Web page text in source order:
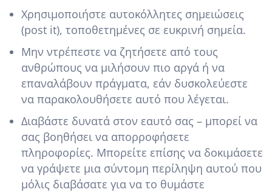
Χρησιμοποιήστε αυτοκόλλητες σημειώσεις
(post it), τοποθετημένες σε ευκρινή σημεία.
Μην ντρέπεστε να ζητήσετε από τους
ανθρώπους να μιλήσουν πιο αργά ή να
επαναλάβουν πράγματα, εάν δυσκολεύεστε
να παρακολουθήσετε αυτό που λέγεται.
Διαβάστε δυνατά στον εαυτό σας – μπορεί να
σας βοηθήσει να απορροφήσετε
πληροφορίες. Μπορείτε επίσης να δοκιμάσετε
να γράψετε μια σύντομη περίληψη αυτού που
μόλις διαβάσατε για να το θυμάστε